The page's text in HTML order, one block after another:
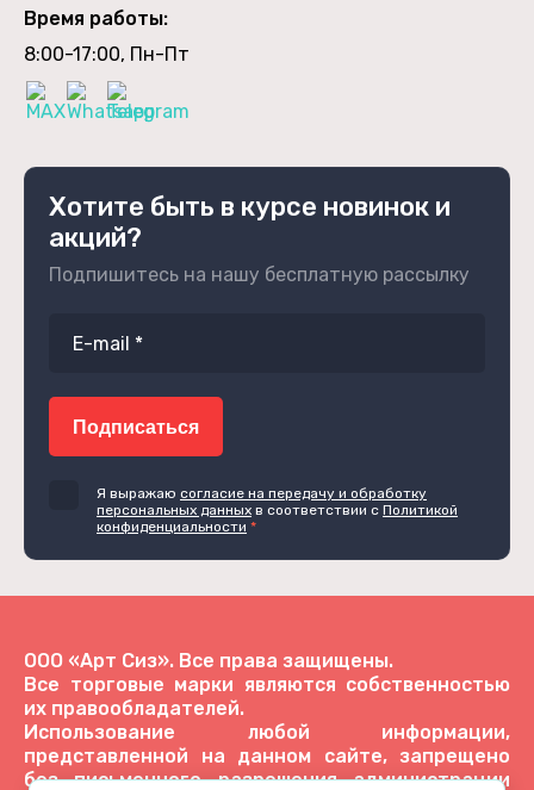
Время работы:
8:00-17:00, Пн-Пт
Хотите быть в курсе новинок и
акций?
Подпишитесь на нашу бесплатную рассылку
Я выражаю согласие на передачу и обработку
персональных данных в соответствии с Политикой
конфиденциальности *
Подписаться
ООО «Арт Сиз». Все права защищены.
Все торговые марки являются собственностью
их правообладателей.
Использование любой информации,
представленной на данном сайте, запрещено
без письменного разрешения администрации